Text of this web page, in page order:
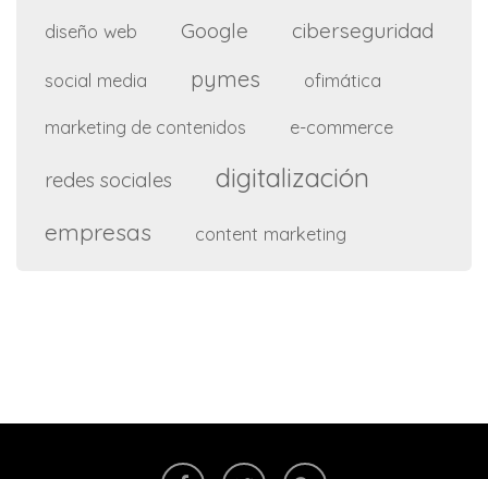
diseño web Google ciberseguridad
social media pymes ofimática
marketing de contenidos e-commerce
redes sociales digitalización
empresas content marketing